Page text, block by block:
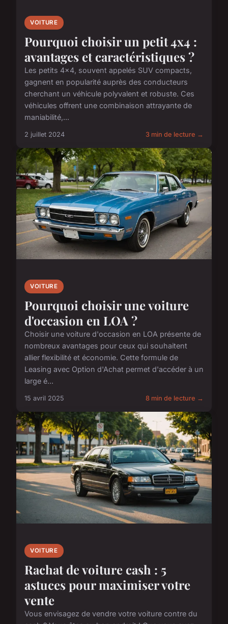
VOITURE
Pourquoi choisir un petit 4x4 :
avantages et caractéristiques ?
Les petits 4x4, souvent appelés SUV compacts,
gagnent en popularité auprès des conducteurs
cherchant un véhicule polyvalent et robuste. Ces
véhicules offrent une combinaison attrayante de
maniabilité,...
2 juillet 2024 3 min de lecture →
VOITURE
Pourquoi choisir une voiture
d'occasion en LOA ?
Choisir une voiture d'occasion en LOA présente de
nombreux avantages pour ceux qui souhaitent
allier flexibilité et économie. Cette formule de
Leasing avec Option d'Achat permet d'accéder à un
large é...
15 avril 2025 8 min de lecture →
VOITURE
Rachat de voiture cash : 5
astuces pour maximiser votre
vente
Vous envisagez de vendre votre voiture contre du